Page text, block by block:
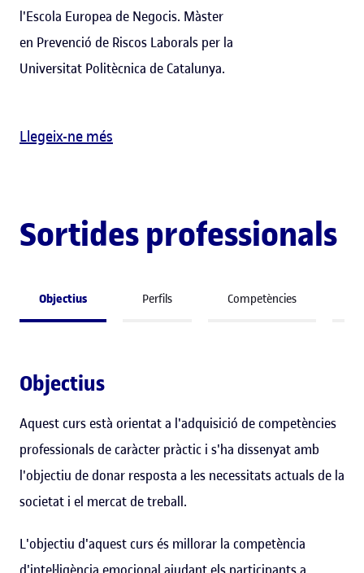
l'Escola Europea de Negocis. Màster
en Prevenció de Riscos Laborals per la
Universitat Politècnica de Catalunya.
Llegeix-ne més
Sortides professionals
Objectius Perfils Competències
Objectius
Aquest curs està orientat a l'adquisició de competències
professionals de caràcter pràctic i s'ha dissenyat amb
l'objectiu de donar resposta a les necessitats actuals de la
societat i el mercat de treball.
L'objectiu d'aquest curs és millorar la competència